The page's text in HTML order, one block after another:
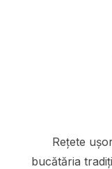
Rețete
bucătăria